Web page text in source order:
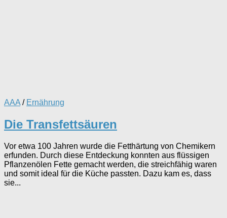
AAA / Ernährung
Die Transfettsäuren
Vor etwa 100 Jahren wurde die Fetthärtung von Chemikern
erfunden. Durch diese Entdeckung konnten aus flüssigen
Pflanzenölen Fette gemacht werden, die streichfähig waren
und somit ideal für die Küche passten. Dazu kam es, dass
sie...